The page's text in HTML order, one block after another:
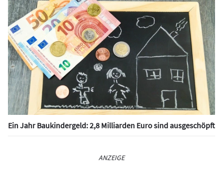
Ein Jahr Baukindergeld: 2,8 Milliarden Euro sind ausgeschöpft
ANZEIGE